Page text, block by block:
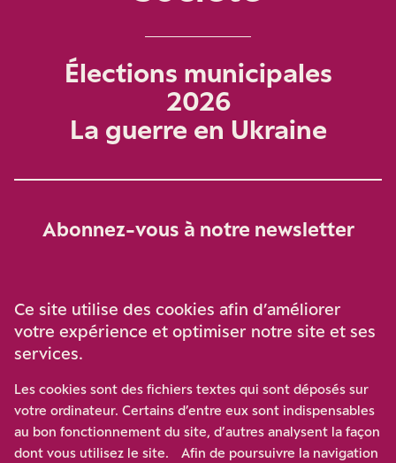
Élections municipales
2026
La guerre en Ukraine
Abonnez-vous à notre newsletter
Participez à notre effort pour conforter la démocratie en
luttant contre l’ascension aux extrêmes, et la
disqualification de l’adversaire, en promouvant la
Ce site utilise des cookies afin d’améliorer
votre expérience et optimiser notre site et ses
services.
Les cookies sont des fichiers textes qui sont déposés sur
votre ordinateur. Certains d’entre eux sont indispensables
au bon fonctionnement du site, d’autres analysent la façon
dont vous utilisez le site. Afin de poursuivre la navigation